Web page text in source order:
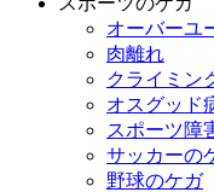
オーバーユ
肉離れ
クライミン
オスグッド
スポーツ障
サッカーの
野球のケガ